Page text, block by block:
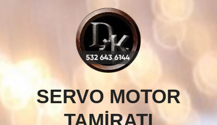
SERVO MOTOR
TAMIRATI